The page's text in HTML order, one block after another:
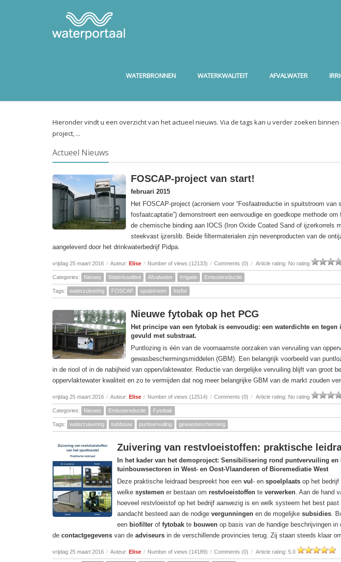
WATERBRONNEN WATERKWALITEIT AFVALWATER
Hieronder vindt u een overzicht van het actueel nieuws. Via de tags kan u verder zoeken
project, ...
Actueel Nieuws
FOSCAP-project van start!
februari 2015
Het FOSCAP-project (acroniem voor “Fosfaatreductie in spuitstroom van
fosfaatcaptatie”) demonstreert een eenvoudige en goedkope methode
de chemische binding aan IOCS (Iron Oxide Coated Sand of ijzerkorrels
steekvast ijzerslib. Beide filtermaterialen zijn nevenproducten van de
aangeleverd door het drinkwaterbedrijf Pidpa.
vrijdag 25 maart 2016 / Auteur: Elise / Number of views (12133) / Comments (0) / Article rating: No rating
Categories: Nieuws Waterkwaliteit Afvalwater Irrigatie Emissiereductie
Tags: waterzuivering FOSCAP spuistroom fosfor
Nieuwe fytobak op het PCG
Het principe van een fytobak is eenvoudig: een waterdichte en
gevuld met substraat.
Puntlozing is één van de voornaamste oorzaken van vervuiling van
gewasbeschermingsmiddelen (GBM). Een belangrijk voorbeeld van
in de riool of in de nabijheid van oppervlaktewater. Reductie van dergelijke vervuiling blijft van groot
oppervlaktewater kwaliteit en zo te vermijden dat nog meer belangrijke GBM van de markt zouden
vrijdag 25 maart 2016 / Auteur: Elise / Number of views (12514) / Comments (0) / Article rating: No rating
Categories: Nieuws Emissiereductie Fytobak
Tags: waterzuivering tuinbouw puntvervuiling gewasbescherming
Zuivering van restvloeistoffen: praktische
In het kader van het demoproject: Sensibilisering rond puntvervuiling
tuinbouwsectoren in West- en Oost-Vlaanderen of Bioremediatie West
Deze praktische leidraad bespreekt hoe een vul - en spoelplaats op het bedrijf
welke systemen er bestaan om restvloeistoffen te verwerken. Aan de hand
hoeveel restvloeistof op het bedrijf aanwezig is en welk systeem het best
aandacht besteed aan de nodige vergunningen en de mogelijke subsidies.
een biofilter of fytobak te bouwen op basis van de handige beschrijvingen
de contactgegevens van de adviseurs in de verschillende provincies terug. Zij staan steeds klaar
vrijdag 25 maart 2016 / Auteur: Elise / Number of views (14189) / Comments (0) / Article rating: 5.0